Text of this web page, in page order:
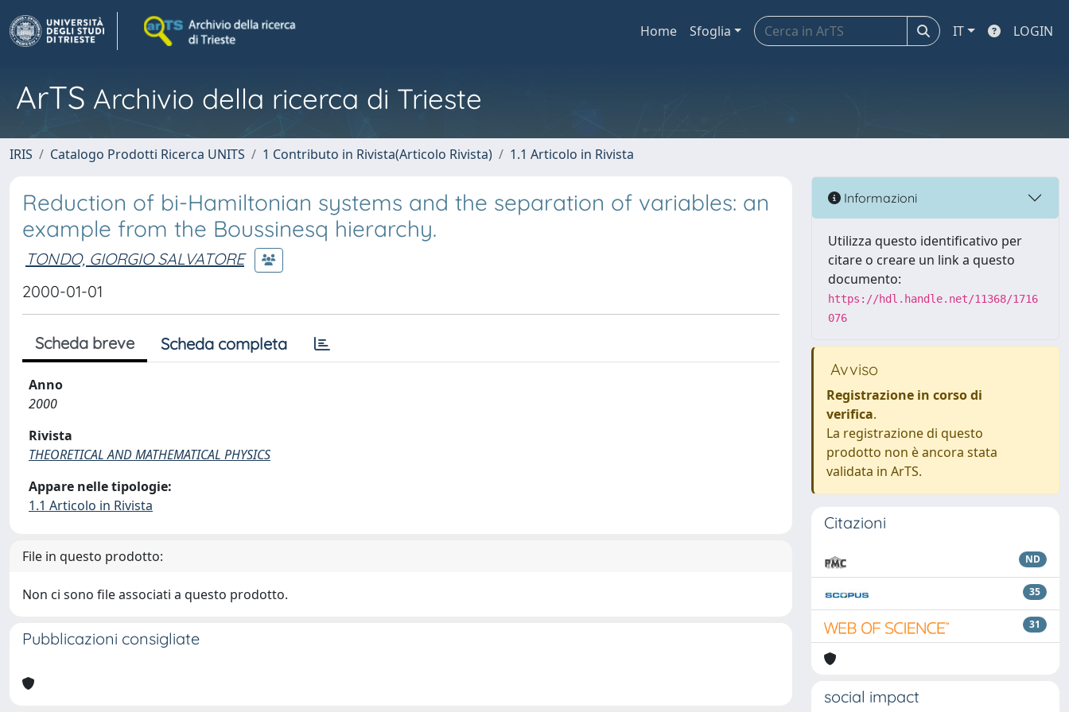
Home Sfoglia IT LOGIN
ArTS Archivio della ricerca di Trieste
IRIS Catalogo Prodotti Ricerca UNITS 1 Contributo in Rivista(Articolo Rivista) 1.1 Articolo in Rivista
Reduction of bi-Hamiltonian systems and the separation of variables: an
example from the Boussinesq hierarchy.
TONDO, GIORGIO SALVATORE
2000-01-01
Scheda breve Scheda completa
Anno
2000
Rivista
THEORETICAL AND MATHEMATICAL PHYSICS
Appare nelle tipologie:
1.1 Articolo in Rivista
File in questo prodotto:
Non ci sono file associati a questo prodotto.
Pubblicazioni consigliate
Informazioni
Utilizza questo identificativo per
citare o creare un link a questo
documento:
https://hdl.handle.net/11368/1716
076
Avviso
Registrazione in corso di
verifica.
La registrazione di questo
prodotto non è ancora stata
validata in ArTS.
Citazioni
ND
35
31
social impact